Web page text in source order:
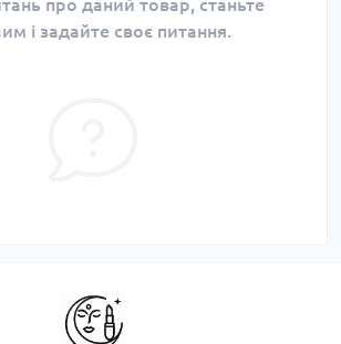
про даний товар, станьте
і задайте своє питання.